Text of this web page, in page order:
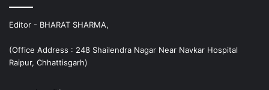
Editor - BHARAT SHARMA,
(Office Address : 248 Shailendra Nagar Near Navkar Hospital
Raipur, Chhattisgarh)